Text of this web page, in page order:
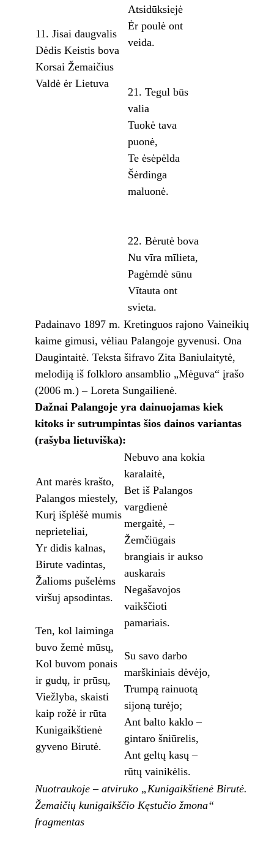
11. Jisai daugvalis
Dėdis Keistis bova
Korsai Žemaičius
Valdė ėr Lietuva
Atsidūksiejė
Ėr poulė ont
veida.
21. Tegul būs
valia
Tuokė tava
puonė,
Te ėsėpėlda
Šėrdinga
maluonė.
22. Bėrutė bova
Nu vīra mīlieta,
Pagėmdė sūnu
Vītauta ont
svieta.
Padainavo 1897 m. Kretinguos rajono Vaineikių
kaime gimusi, vėliau Palangoje gyvenusi. Ona
Daugintaitė. Teksta šifravo Zita Baniulaitytė,
melodiją iš folkloro ansamblio „Mėguva“ įrašo
(2006 m.) – Loreta Sungailienė.
Dažnai Palangoje yra dainuojamas kiek
kitoks ir sutrumpintas šios dainos variantas
(rašyba lietuviška):
Ant marės krašto,
Palangos miestely,
Kurį išplėšė mumis
neprieteliai,
Yr didis kalnas,
Birute vadintas,
Žalioms pušelėms
viršuj apsodintas.
Ten, kol laiminga
buvo žemė mūsų,
Kol buvom ponais
ir gudų, ir prūsų,
Viežlyba, skaisti
kaip rožė ir rūta
Kunigaikštienė
gyveno Birutė.
Nebuvo ana kokia
karalaitė,
Bet iš Palangos
vargdienė
mergaitė, –
Žemčiūgais
brangiais ir aukso
auskarais
Negašavojos
vaikščioti
pamariais.
Su savo darbo
marškiniais dėvėjo,
Trumpą rainuotą
sijoną turėjo;
Ant balto kaklo –
gintaro šniūrelis,
Ant geltų kasų –
rūtų vainikėlis.
Nuotraukoje – atviruko „Kunigaikštienė Birutė.
Žemaičių kunigaikščio Kęstučio žmona“
fragmentas